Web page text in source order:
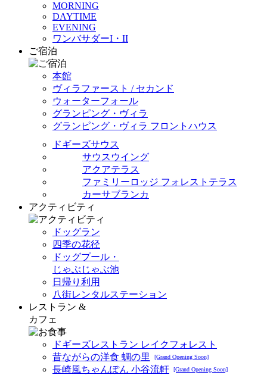
MORNING
DAYTIME
EVENING
ワンバサダーI・II
ご宿泊
本館
ヴィラファースト / セカンド
ウォーターフォール
グランピング・ヴィラ
グランピング・ヴィラ フロントハウス
ドギーズサウス
サウスウイング
アクアテラス
ファミリーロッジ フォレストテラス
カーサブランカ
アクティビティ
ドッグラン
四季の花径
ドッグプール・
じゃぶじゃぶ池
日帰り利用
八街レンタルステーション
レストラン &
カフェ
ドギーズレストラン レイクフォレスト
昔ながらの洋食 蜩の里
[Grand Opening Soon]
長崎風ちゃんぽん 小谷流軒 [Grand Opening Soon]